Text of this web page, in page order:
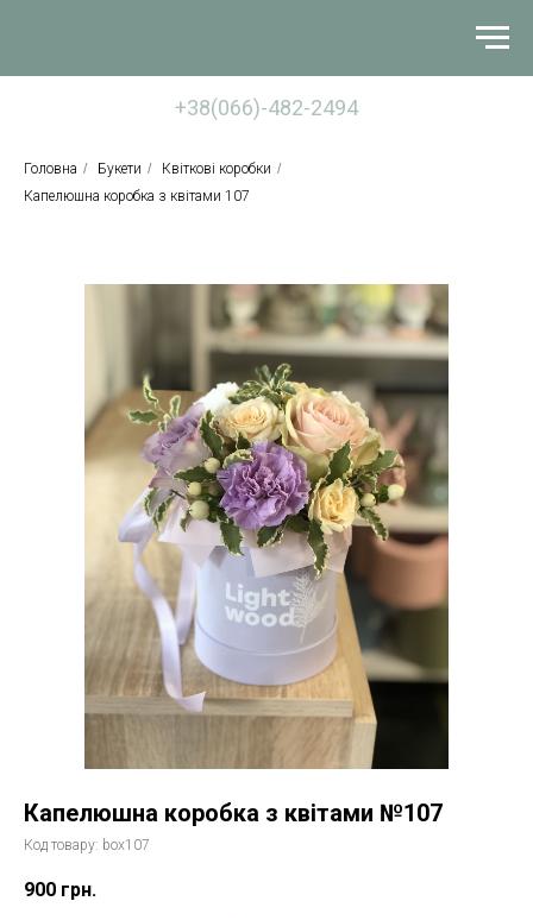
+38(066)-482-2494
Головна / Букети / Квіткові коробки /
Капелюшна коробка з квітами 107
Капелюшна коробка з квітами №107
Код товару: box107
900 грн.